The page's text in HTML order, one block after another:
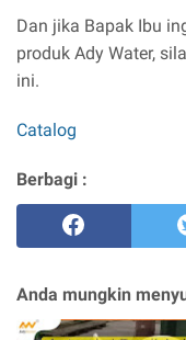
Dan jika Bapak Ibu
produk Ady Water,
ini.
Catalog
Berbagi :
Anda mungkin